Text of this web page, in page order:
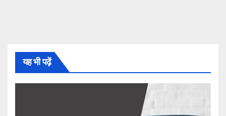
यह भी पढ़ें